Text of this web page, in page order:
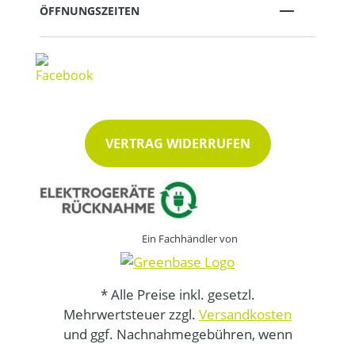
ÖFFNUNGSZEITEN
VERTRAG WIDERRUFEN
Ein Fachhändler von
* Alle Preise inkl. gesetzl.
Mehrwertsteuer zzgl. Versandkosten
und ggf. Nachnahmegebühren, wenn